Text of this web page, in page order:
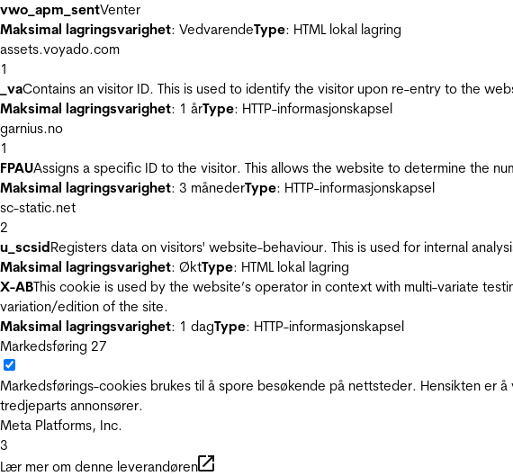
vwo_apm_sentVenter
Maksimal lagringsvarighet: VedvarendeType: HTML lokal lagring
assets.voyado.com
1
_vaContains an visitor ID. This is used to identify the visitor upon re-entry to the
Maksimal lagringsvarighet: 1 årType: HTTP-informasjonskapsel
garnius.no
1
FPAUAssigns a specific ID to the visitor. This allows the website to determine the
Maksimal lagringsvarighet: 3 månederType: HTTP-informasjonskapsel
sc-static.net
2
u_scsidRegisters data on visitors' website-behaviour. This is used for internal
Maksimal lagringsvarighet: ØktType: HTML lokal lagring
X-ABThis cookie is used by the website’s operator in context with multi-variate
variation/edition of the site.
Maksimal lagringsvarighet: 1 dagType: HTTP-informasjonskapsel
Markedsføring 27
Markedsførings-cookies brukes til å spore besøkende på nettsteder. Hensikten er
tredjeparts annonsører.
Meta Platforms, Inc.
3
Lær mer om denne leverandøren